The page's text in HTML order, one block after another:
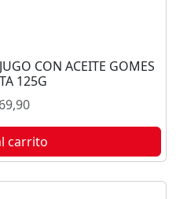
CON ACEITE GOMES
125G
carrito